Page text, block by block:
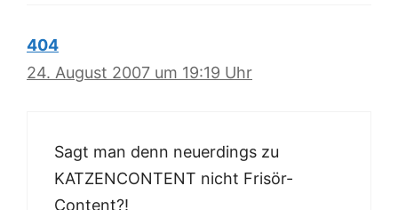
404
24. August 2007 um 19:19 Uhr
Sagt man denn neuerdings zu
KATZENCONTENT nicht Frisör-
Content?!